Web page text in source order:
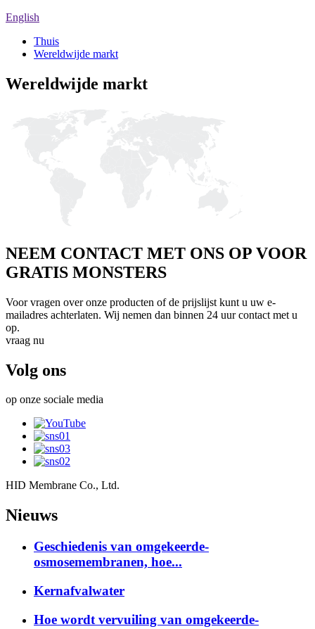
English
Thuis
Wereldwijde markt
Wereldwijde markt
NEEM CONTACT MET ONS OP VOOR
GRATIS MONSTERS
Voor vragen over onze producten of de prijslijst kunt u uw e-
mailadres achterlaten. Wij nemen dan binnen 24 uur contact met u
op.
vraag nu
Volg ons
op onze sociale media
HID Membrane Co., Ltd.
Nieuws
Geschiedenis van omgekeerde-
osmosemembranen, hoe...
Kernafvalwater
Hoe wordt vervuiling van omgekeerde-